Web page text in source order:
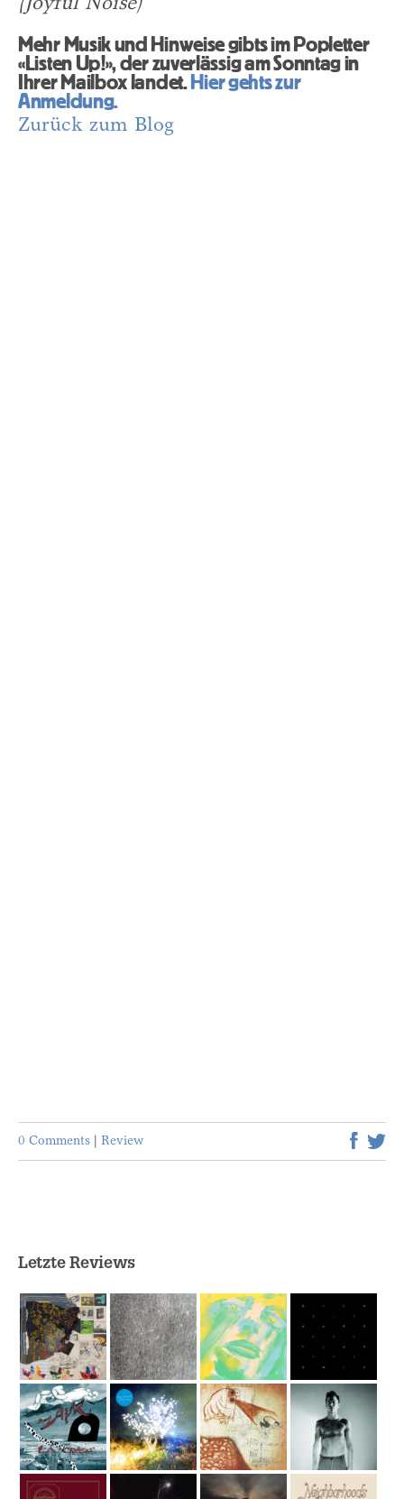
(Joyful Noise)
Mehr Musik und Hinweise gibts im Popletter
«Listen Up!», der zuverlässig am Sonntag in
Ihrer Mailbox landet. Hier gehts zur
Anmeldung.
Zurück zum Blog
0 Comments Review
Letzte Reviews